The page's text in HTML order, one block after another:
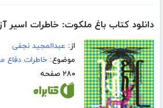
دانلود کتاب باغ ملکوت: ﺧﺎﻃﺮﺍﺕ ﺍﺳﻴﺮ
از: عبدالمجید نجفی
موضوع:خاطرات دفاع
۲۸۰ صفحه